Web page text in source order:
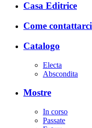
Casa Editrice
Come contattarci
Catalogo
Electa
Abscondita
Mostre
In corso
Passate